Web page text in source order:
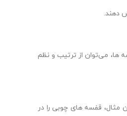
ها، می‌توان از ترتیب و نظم
مثال، قفسه های چوبی را در